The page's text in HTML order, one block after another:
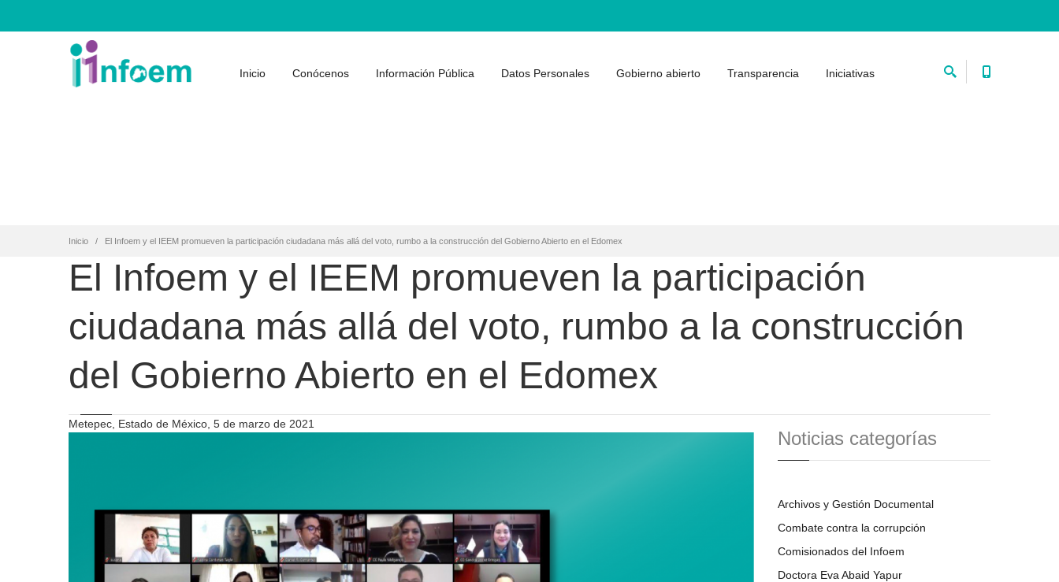
Inicio Conócenos Información Pública Datos Personales Gobierno abierto Transparencia Iniciativas
Inicio El Infoem y el IEEM promueven la participación ciudadana más allá del voto, rumbo a la construcción del Gobierno Abierto en el Edomex
El Infoem y el IEEM promueven la participación
ciudadana más allá del voto, rumbo a la construcción
del Gobierno Abierto en el Edomex
Metepec, Estado de México, 5 de marzo de 2021
Noticias categorías
Archivos y Gestión Documental
Combate contra la corrupción
Comisionados del Infoem
Doctora Eva Abaid Yapur